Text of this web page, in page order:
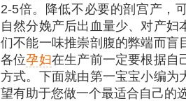
2-5倍。降低不必要的剖宫产，
自然分娩产后出血量少、对产
们不能一味推崇剖腹的弊端而盲
各位孕妇在生产前一定要根据自
方式。下面就由第一宝宝小编为
望有助于您做一个最适合自己的